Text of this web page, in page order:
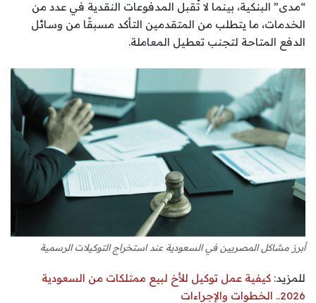
“مدى” البنكية، بينما لا تُقبل المدفوعات النقدية في عدد من
الخدمات، ما يتطلب من المتقدمين التأكد مسبقًا من وسائل
الدفع المتاحة لتجنب تعطيل المعاملة.
أبرز مشاكل المصريين في السعودية عند استخراج التوكيلات الرسمية
للمزيد: كيفية عمل توكيل للأخ لبيع ممتلكات من السعودية
2026.. الخطوات والإجراءات